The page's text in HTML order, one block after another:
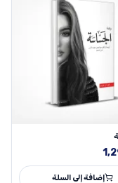
إضافة إلى السلة